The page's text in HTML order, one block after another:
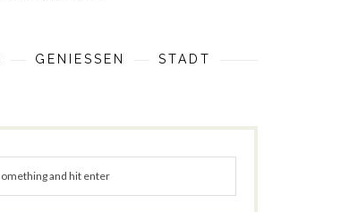
GENIESSEN STADT